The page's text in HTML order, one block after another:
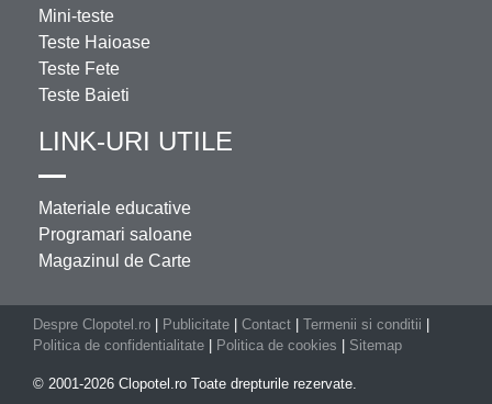
Mini-teste
Teste Haioase
Teste Fete
Teste Baieti
LINK-URI UTILE
Materiale educative
Programari saloane
Magazinul de Carte
Despre Clopotel.ro Publicitate Contact Termenii si conditii
Politica de confidentialitate
Politica de cookies Sitemap
© 2001-2026 Clopotel.ro Toate drepturile rezervate.